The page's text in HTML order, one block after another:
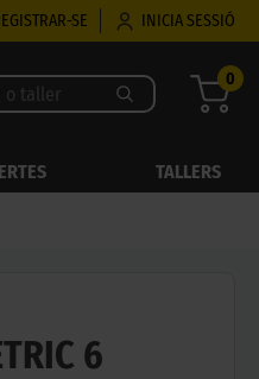
SE INICIA SESSIÓ
0
TALLERS
6